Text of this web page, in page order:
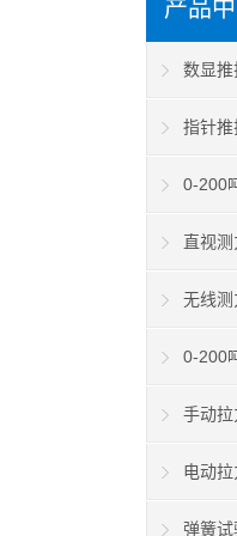
产品
数显
指针
0-200
直视
无线测
0-200
手动
电动
弹簧试